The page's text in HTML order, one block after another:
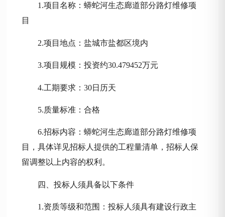
1.项目名称：蟒蛇河生态廊道部分路灯维修项
目
2.项目地点：盐城市盐都区境内
3.项目规模：投资约30.479452万元
4.工期要求：30日 历天
5.质量标准：合格
6.招标内容：蟒蛇河生态廊道部分路灯维修项
目
，具体详见招标人提供的工程量清单 ，招标人保
留调整以上内容的权利。
四、投标人须具备以下条件
1.资质等级和范围：投标人须具有建设行政主